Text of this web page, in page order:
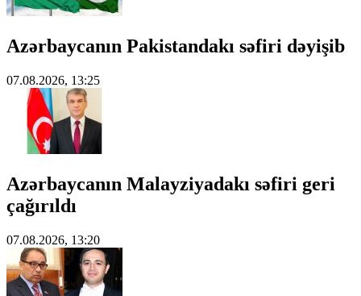
Azərbaycanın Pakistandakı səfiri dəyişib
07.08.2026, 13:25
Azərbaycanın Malayziyadakı səfiri geri
çağırıldı
07.08.2026, 13:20